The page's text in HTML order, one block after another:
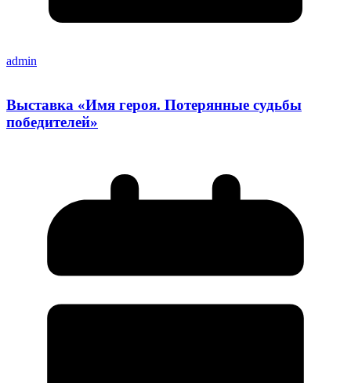
admin
Выставка «Имя героя. Потерянные судьбы
победителей»